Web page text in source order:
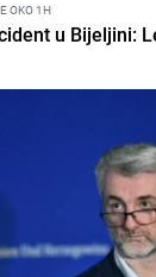
OKO 1H
u Bijeljini: